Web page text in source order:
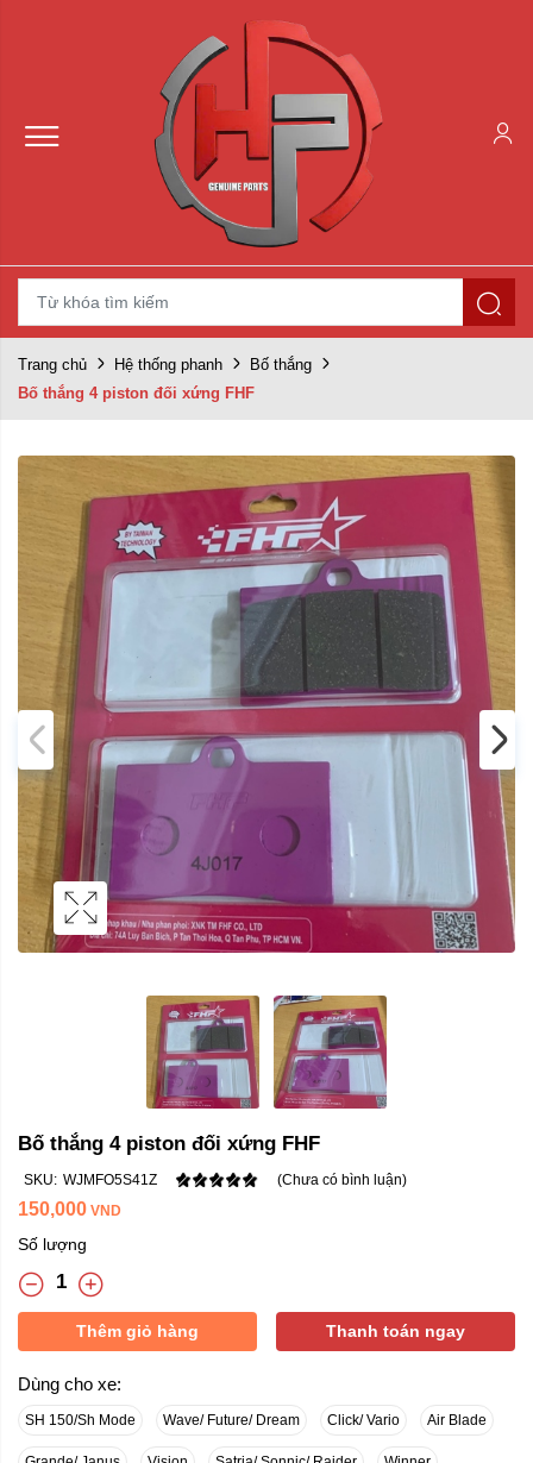
Trang chủ Hệ thống phanh
Bố thắng
Bố thắng 4 piston đối xứng FHF
Bố thắng 4 piston đối xứng FHF
SKU: WJMFO5S41Z (Chưa có bình luận)
150,000 VND
Số lượng
Thêm giỏ hàng Thanh toán ngay
Dùng cho xe:
SH 150/Sh Mode Wave/ Future/ Dream Click/ Vario Air Blade